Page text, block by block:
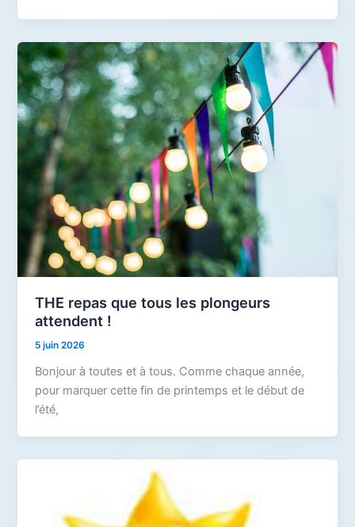
THE repas que tous les plongeurs
attendent !
5 juin 2026
Bonjour à toutes et à tous. Comme chaque année,
pour marquer cette fin de printemps et le début de
l’été,